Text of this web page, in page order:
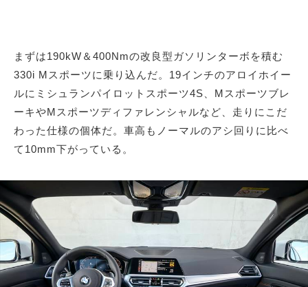
まずは190kW＆400Nmの改良型ガソリンターボを積む
330i Mスポーツに乗り込んだ。19インチのアロイホイー
ルにミシュランパイロットスポーツ4S、Mスポーツブレ
ーキやMスポーツディファレンシャルなど、走りにこだ
わった仕様の個体だ。車高もノーマルのアシ回りに比べ
て10mm下がっている。